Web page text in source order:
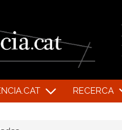
RECERCA